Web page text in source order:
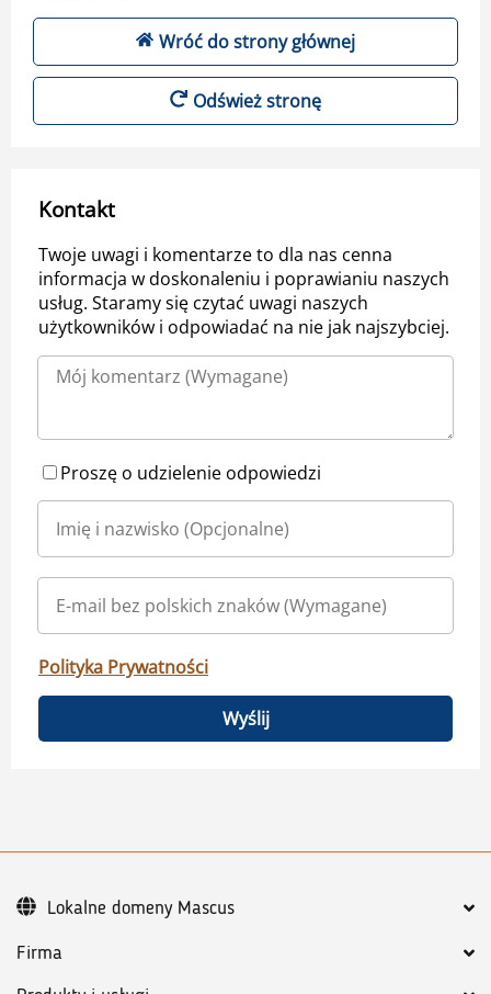
Wróć do strony głównej
Odśwież stronę
Kontakt
Twoje uwagi i komentarze to dla nas cenna
informacja w doskonaleniu i poprawianiu naszych
usług. Staramy się czytać uwagi naszych
użytkowników i odpowiadać na nie jak najszybciej.
Proszę o udzielenie odpowiedzi
Polityka Prywatności
Wyślij
Firma
Lokalne domeny Mascus